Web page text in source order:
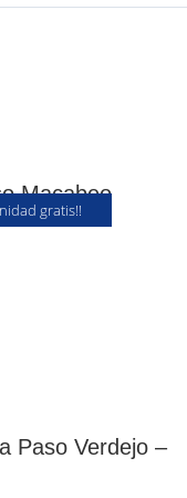
gratis!!
Paso Verdejo –